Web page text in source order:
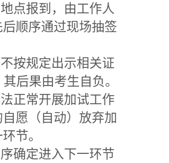
点报到，由工作人
顺序通过现场抽签
按规定出示相关证
后果由考生自负。
正常开展加试工作
愿（自动）放弃加
节。
确定进入下一环节